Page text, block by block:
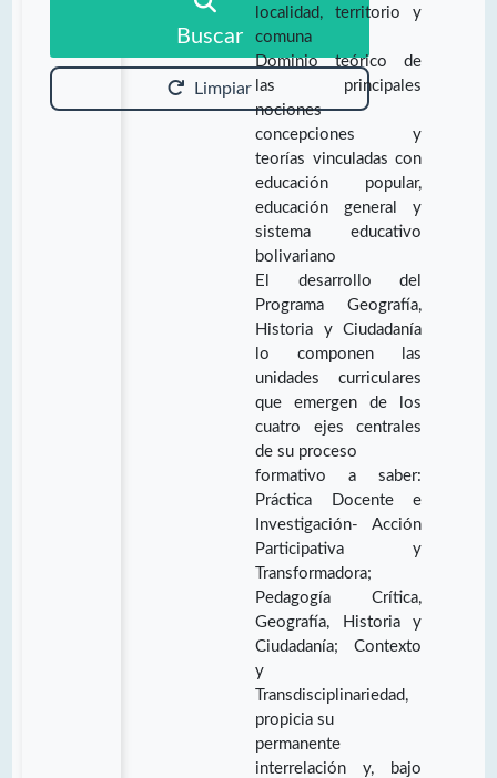
Buscar
Limpiar
localidad, territorio y
comuna
Dominio teórico de
las principales
nociones
concepciones y
teorías vinculadas con
educación popular,
educación general y
sistema educativo
bolivariano
El desarrollo del
Programa Geografía,
Historia y Ciudadanía
lo componen las
unidades curriculares
que emergen de los
cuatro ejes centrales
de su proceso
formativo a saber:
Práctica Docente e
Investigación- Acción
Participativa y
Transformadora;
Pedagogía Crítica,
Geografía, Historia y
Ciudadanía; Contexto
y
Transdisciplinariedad,
propicia su
permanente
interrelación y, bajo